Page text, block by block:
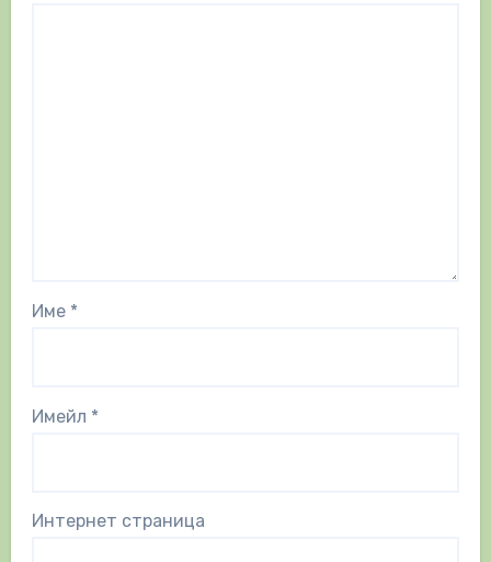
Име *
Имейл *
Интернет страница